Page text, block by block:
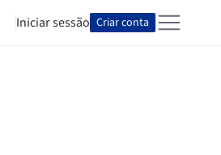
Iniciar sessão Criar conta